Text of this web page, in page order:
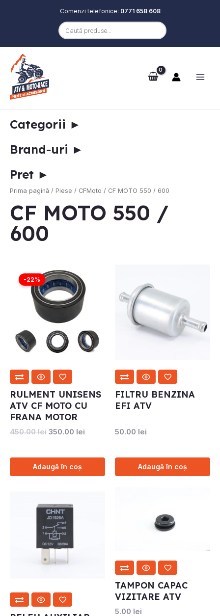
Skip
content
Comenzi telefonice: 0771 658 608
search
Categorii ►
Brand-uri ►
Pret ►
Prima pagină / Piese / CFMoto / CF MOTO 550 / 600
CF MOTO 550 /
600
-22%
RULMENT UNISENS
ATV CF MOTO CU
FRANA MOTOR
450.00lei
Prețul
inițial
a
fost:
450.00 lei.
350.00 lei
este:
350.00 lei.
Adaugă în coș
FILTRU BENZINA
EFI ATV
50.00 lei
Adaugă în coș
TAMPON CAPAC
VIZITARE ATV
5.00 lei